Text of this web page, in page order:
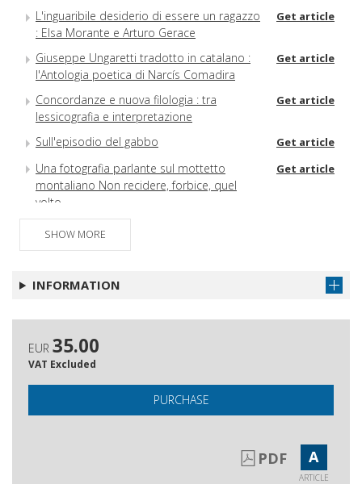
L'inguaribile desiderio di essere un ragazzo
: Elsa Morante e Arturo Gerace
Get article
Giuseppe Ungaretti tradotto in catalano :
l'Antologia poetica di Narcís Comadira
Get article
Concordanze e nuova filologia : tra
lessicografia e interpretazione
Get article
Sull'episodio del gabbo Get article
Una fotografia parlante sul mottetto
montaliano Non recidere, forbice, quel
volto
Get article
SHOW MORE
INFORMATION
EUR 35.00
VAT Excluded
PURCHASE
PDF A
ARTICLE